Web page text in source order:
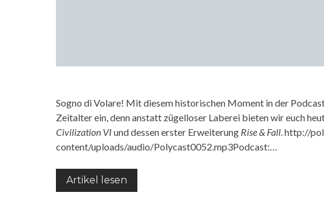
Sogno di Volare! Mit diesem historischen Moment in der
Zeitalter ein, denn anstatt zügelloser Laberei bieten wir euch
Civilization VI und dessen erster Erweiterung Rise & Fall. http://
content/uploads/audio/Polycast0052.mp3Podcast:…
Artikel lesen